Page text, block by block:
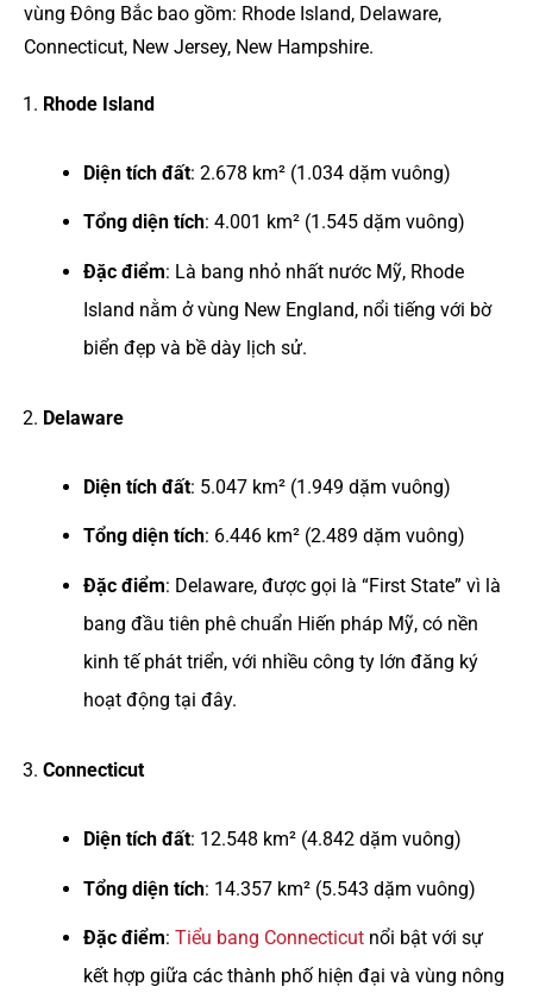
vùng Đông Bắc bao gồm: Rhode Island, Delaware,
Connecticut, New Jersey, New Hampshire.
Rhode Island
Diện tích đất: 2.678 km² (1.034 dặm vuông)
Tổng diện tích: 4.001 km² (1.545 dặm vuông)
Đặc điểm: Là bang nhỏ nhất nước Mỹ, Rhode
Island nằm ở vùng New England, nổi tiếng với bờ
biển đẹp và bề dày lịch sử.
Delaware
Diện tích đất: 5.047 km² (1.949 dặm vuông)
Tổng diện tích: 6.446 km² (2.489 dặm vuông)
Đặc điểm: Delaware, được gọi là “First State” vì là
bang đầu tiên phê chuẩn Hiến pháp Mỹ, có nền
kinh tế phát triển, với nhiều công ty lớn đăng ký
hoạt động tại đây.
Connecticut
Diện tích đất: 12.548 km² (4.842 dặm vuông)
Tổng diện tích: 14.357 km² (5.543 dặm vuông)
Đặc điểm: Tiểu bang Connecticutnổi bật với sự
kết hợp giữa các thành phố hiện đại và vùng nông